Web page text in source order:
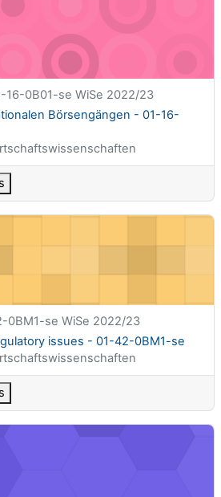
0B01-se WiSe 2022/23
Börsengängen - 01-16-
issues - 01-42-0BM1-se
0BM1-se WiSe 2022/23
issues - 01-42-0BM1-se
I